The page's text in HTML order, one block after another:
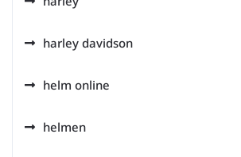
harley davidson
helm online
helmen